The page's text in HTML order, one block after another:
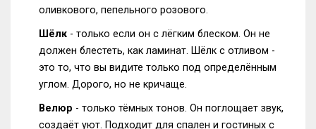
оливкового, пепельного розового.
Шёлк - только если он с лёгким блеском. Он не
должен блестеть, как ламинат. Шёлк с отливом -
это то, что вы видите только под определённым
углом. Дорого, но не кричаще.
Велюр - только тёмных тонов. Он поглощает звук,
создаёт уют. Подходит для спален и гостиных с